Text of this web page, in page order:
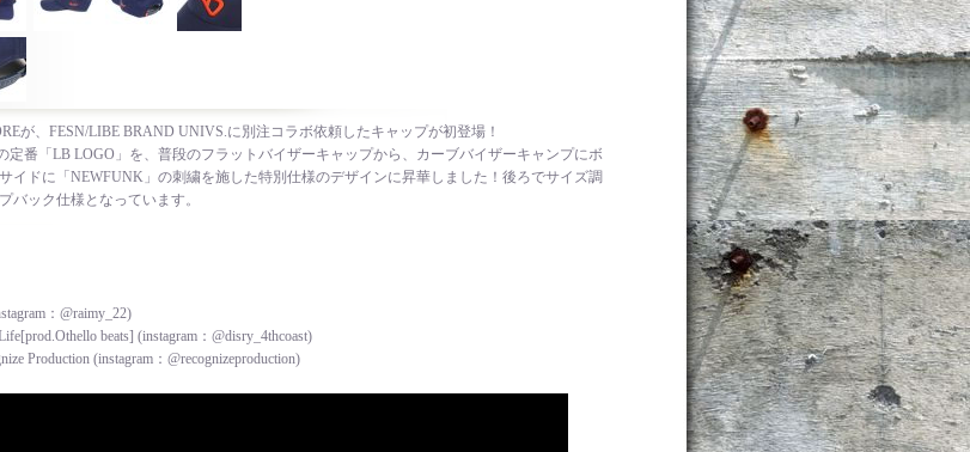
が、FESN/LIBE BRAND UNIVS.に別注コラボ依頼したキャップが初登場！
定番「LB LOGO」を、普段のフラットバイザーキャップから、カーブバイザーキャンプにボ
イドに「NEWFUNK」の刺繍を施した特別仕様のデザインに昇華しました！後ろでサイズ調
バック仕様となっています。
：@raimy_22)
beats] (instagram：@disry_4thcoast)
Production (instagram：@recognizeproduction)